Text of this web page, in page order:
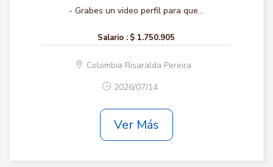
- Grabes un video perfil para que...
Salario : $ 1.750.905
Colombia Risaralda Pereira
2026/07/14
Ver Más